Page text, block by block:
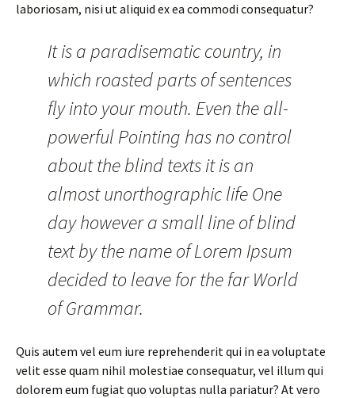
laboriosam, nisi ut aliquid ex ea commodi consequatur?
It is a paradisematic country, in
which roasted parts of sentences
fly into your mouth. Even the all-
powerful Pointing has no control
about the blind texts it is an
almost unorthographic life One
day however a small line of blind
text by the name of Lorem Ipsum
decided to leave for the far World
of Grammar.
Quis autem vel eum iure reprehenderit qui in ea voluptate
velit esse quam nihil molestiae consequatur, vel illum qui
dolorem eum fugiat quo voluptas nulla pariatur? At vero